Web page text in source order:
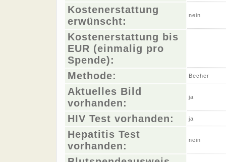
Kostenerstattung
erwünscht:
nein
Kostenerstattung bis
EUR (einmalig pro
Spende):
Methode:
Becher
Aktuelles Bild
vorhanden:
ja
HIV Test vorhanden: ja
Hepatitis Test
vorhanden:
nein